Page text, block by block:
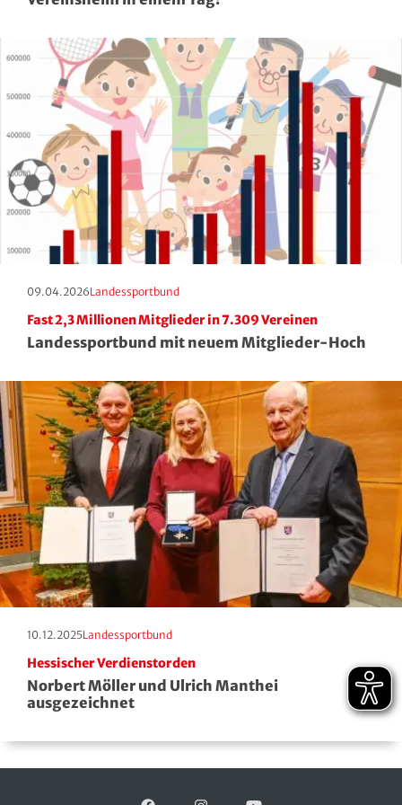
Erscheinungstag:
09.04.2026
Kategorie: Landessportbund
Fast 2,3 Millionen Mitglieder in 7.309 Vereinen
Landessportbund mit neuem Mitglieder-Hoch
Erscheinungstag:
10.12.2025
Kategorie: Landessportbund
Hessischer Verdienstorden
Norbert Möller und Ulrich Manthei
ausgezeichnet
Taekwondo
Tanzen
Tauchen
Tennis
Tischtennis
Triathlon
Turnen
Volleyball